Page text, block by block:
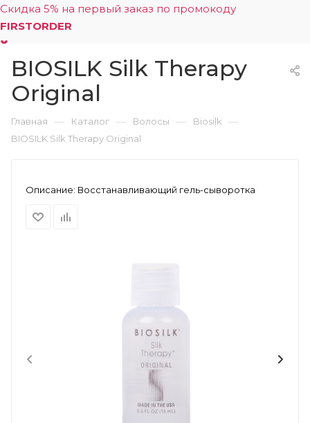
Скидка 5% на первый заказ по промокоду
FIRSTORDER
0
BIOSILK Silk Therapy
Original
Главная — Каталог — Волосы — Biosilk —
BIOSILK Silk Therapy Original
Описание: Восстанавливающий гель-сыворотка